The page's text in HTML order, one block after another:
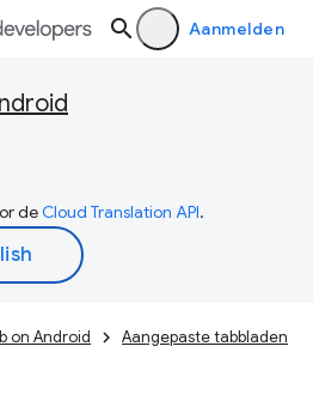
Aanmelden
deCloud Translation API.
on Android Aangepaste tabbladen